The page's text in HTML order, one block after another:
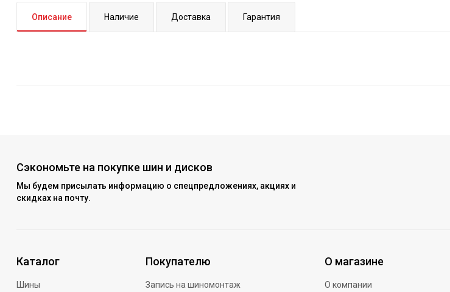
Описание Наличие Доставка Гарантия
Сэкономьте на покупке шин и дисков
Мы будем присылать информацию о спецпредложениях, акциях и
скидках на почту.
Каталог
Шины
Покупателю
Запись на шиномонтаж
О магазине
О компании